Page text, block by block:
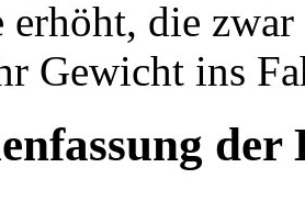
erhöht, die
Gewicht ins
der